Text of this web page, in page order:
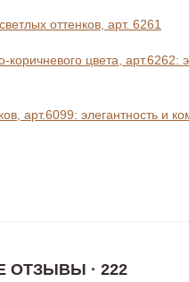
148 800 ₽
оттенков, арт. 6261
цвета, арт.6262:
арт.6099: элегантность и
ОТЗЫВЫ · 222